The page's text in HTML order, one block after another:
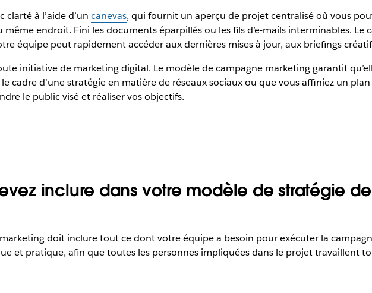
à l’aide d’un canevas, qui fournit un aperçu de projet centralisé où vous
même endroit. Fini les documents éparpillés ou les fils d’e-mails interminables. Le
équipe peut rapidement accéder aux dernières mises à jour, aux briefings
initiative de marketing digital. Le modèle de campagne marketing garantit
cadre d’une stratégie en matière de réseaux sociaux ou que vous affiniez un
le public visé et réaliser vos objectifs.
inclure dans votre modèle de stratégie
doit inclure tout ce dont votre équipe a besoin pour exécuter la
et pratique, afin que toutes les personnes impliquées dans le projet travaillent